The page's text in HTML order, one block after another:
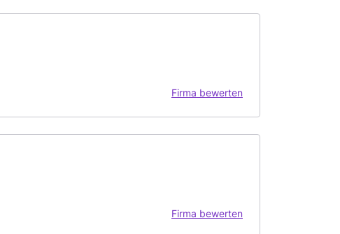
Firma bewerten
Firma bewerten